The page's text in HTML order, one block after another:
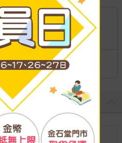
、離島
不限金額免運費
裝訂
紙本平裝